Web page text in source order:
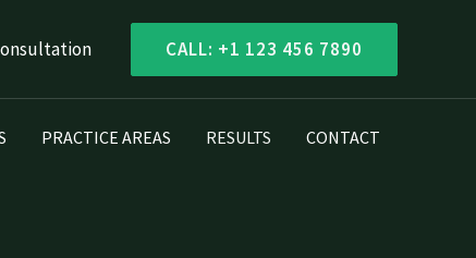
CALL: +1 123 456 7890
PRACTICE AREAS RESULTS CONTACT